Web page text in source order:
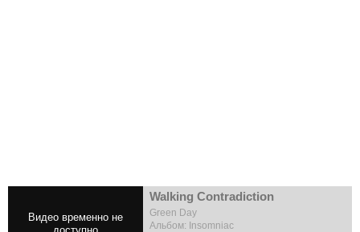
Walking Contradiction
Green Day
Альбом: Insomniac